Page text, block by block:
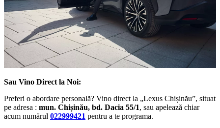
Sau Vino Direct la Noi:
Preferi o abordare personală? Vino direct la „Lexus Chișinău”, situat
pe adresa : mun. Chișinău, bd. Dacia 55/1, sau apelează chiar
acum numărul 022999421 pentru a te programa.